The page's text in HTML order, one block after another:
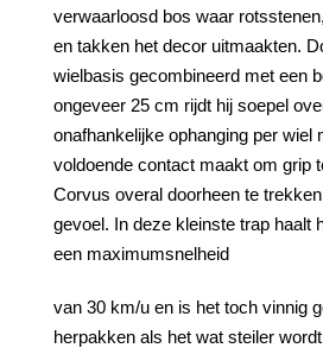
verwaarloosd bos waar
en takken het decor uitmaakten.
wielbasis gecombineerd met een
ongeveer 25 cm rijdt hij soepel
onafhankelijke ophanging per wiel
voldoende contact maakt om grip
Corvus overal doorheen te
gevoel. In deze kleinste trap haalt
een maximumsnelheid
van 30 km/u en is het toch vinnig
herpakken als het wat steiler